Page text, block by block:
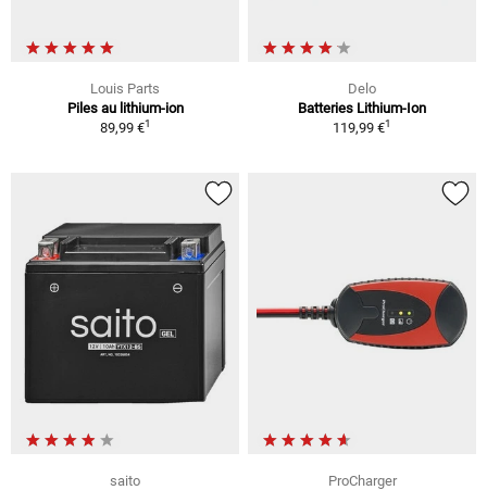
Louis Parts
Piles au lithium-ion
89,99 €1
Delo
Batteries Lithium-Ion
119,99 €1
saito
ProCharger